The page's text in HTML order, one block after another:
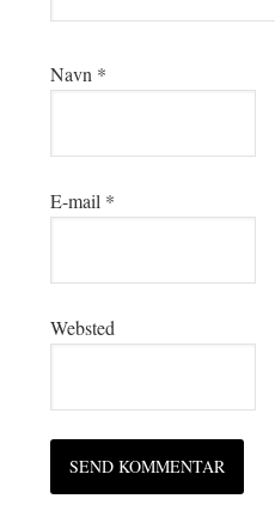
Navn *
E-mail *
Websted